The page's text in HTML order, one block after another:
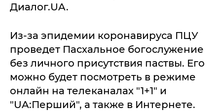
Диалог.UA.
Из-за эпидемии коронавируса ПЦУ
проведет Пасхальное богослужение
без личного присутствия паствы. Его
можно будет посмотреть в режиме
онлайн на телеканалах "1+1" и
"UA:Перший", а также в Интернете.